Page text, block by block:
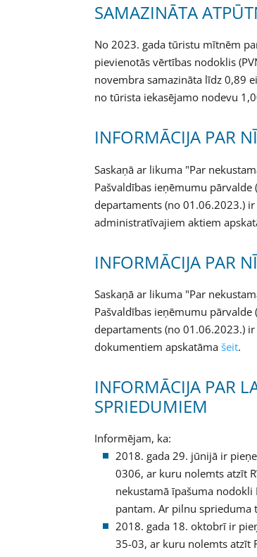
SAMAZINĀTA
No 2023. gada tūristu mītnēm
pievienotās vērtības nodoklis
novembra samazināta līdz 0,89
no tūrista iekasējamo nodevu
INFORMĀCIJA PAR
Saskaņā ar likuma "Par
Pašvaldības ieņēmumu pārvalde
departaments (no 01.06.2023.)
administratīvajiem aktiem
INFORMĀCIJA PAR
Saskaņā ar likuma "Par
Pašvaldības ieņēmumu pārvalde
departaments (no 01.06.2023.)
dokumentiem apskatāmašeit.
INFORMĀCIJA PAR
SPRIEDUMIEM
Informējam, ka:
2018. gada 29. jūnijā ir
0306, ar kuru nolemts atzīt
nekustamā īpašuma nodokli
pantam. Ar pilnu sprieduma
2018. gada 18. oktobrī ir
35-03, ar kuru nolemts atzīt